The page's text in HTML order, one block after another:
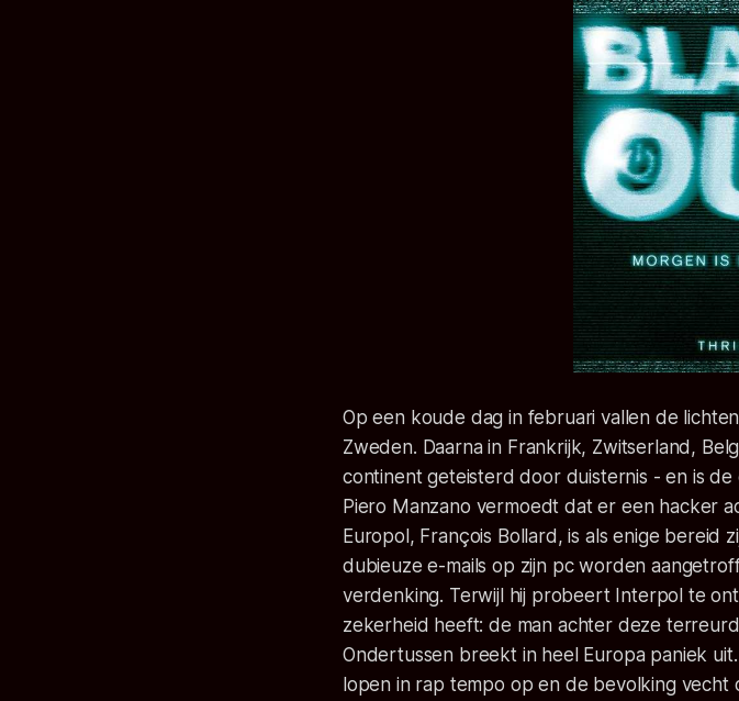
Op een koude dag in februari vallen de
Zweden. Daarna in Frankrijk, Zwitserland,
continent geteisterd door duisternis - en is de
Piero Manzano vermoedt dat er een hacker
Europol, François Bollard, is als enige bereid
dubieuze e-mails op zijn pc worden
verdenking. Terwijl hij probeert Interpol te
zekerheid heeft: de man achter deze
Ondertussen breekt in heel Europa paniek
lopen in rap tempo op en de bevolking